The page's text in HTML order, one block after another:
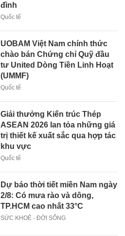
đình
Quốc tế
UOBAM Việt Nam chính thức
chào bán Chứng chỉ Quỹ đầu
tư United Dòng Tiền Linh Hoạt
(UMMF)
Quốc tế
Giải thưởng Kiến trúc Thép
ASEAN 2026 lan tỏa những giá
trị thiết kế xuất sắc qua hợp tác
khu vực
Quốc tế
Dự báo thời tiết miền Nam ngày
2/8: Có mưa rào và dông,
TP.HCM cao nhất 33°C
SỨC KHOẺ - ĐỜI SỐNG